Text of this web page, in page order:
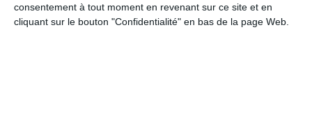
consentement à tout moment en revenant sur ce site et en
cliquant sur le bouton "Confidentialité" en bas de la page Web.